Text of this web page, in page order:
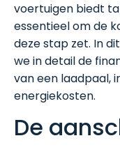
voertuigen biedt
essentieel om de
deze stap zet. In
we in detail de
van een laadpaal,
energiekosten.
De